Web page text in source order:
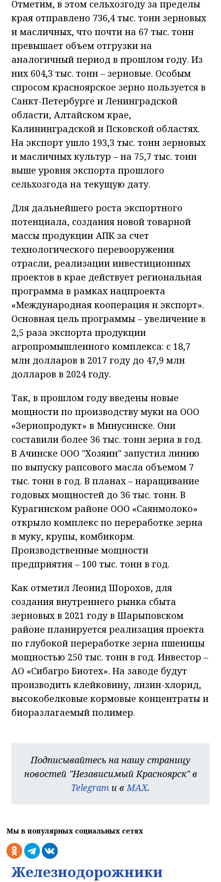
Отметим, в этом сельхозгоду за пределы
края отправлено 736,4 тыс. тонн зерновых
и масличных, что почти на 67 тыс. тонн
превышает объем отгрузки на
аналогичный период в прошлом году. Из
них 604,3 тыс. тонн – зерновые. Особым
спросом красноярское зерно пользуется в
Санкт-Петербурге и Ленинградской
области, Алтайском крае,
Калининградской и Псковской областях.
На экспорт ушло 193,3 тыс. тонн зерновых
и масличных культур – на 75,7 тыс. тонн
выше уровня экспорта прошлого
сельхозгода на текущую дату.
Для дальнейшего роста экспортного
потенциала, создания новой товарной
массы продукции АПК за счет
технологического перевооружения
отрасли, реализации инвестиционных
проектов в крае действует региональная
программа в рамках нацпроекта
«Международная кооперация и экспорт».
Основная цель программы – увеличение в
2,5 раза экспорта продукции
агропромышленного комплекса: с 18,7
млн долларов в 2017 году до 47,9 млн
долларов в 2024 году.
Так, в прошлом году введены новые
мощности по производству муки на ООО
«Зернопродукт» в Минусинске. Они
составили более 36 тыс. тонн зерна в год.
В Ачинске ООО "Хозяин" запустил линию
по выпуску рапсового масла объемом 7
тыс. тонн в год. В планах – наращивание
годовых мощностей до 36 тыс. тонн. В
Курагинском районе ООО «Саянмолоко»
открыло комплекс по переработке зерна
в муку, крупы, комбикорм.
Производственные мощности
предприятия – 100 тыс. тонн в год.
Как отметил Леонид Шорохов, для
создания внутреннего рынка сбыта
зерновых в 2021 году в Шарыповском
районе планируется реализация проекта
по глубокой переработке зерна пшеницы
мощностью 250 тыс. тонн в год. Инвестор –
АО «Сибагро Биотех». На заводе будут
производить клейковину, лизин-хлорид,
высокобелковые кормовые концентраты и
биоразлагаемый полимер.
Подписывайтесь на нашу страницу
новостей "Независимый Красноярск" в
Telegram и в MAX.
Мы в популярных социальных сетях
Железнодорожники